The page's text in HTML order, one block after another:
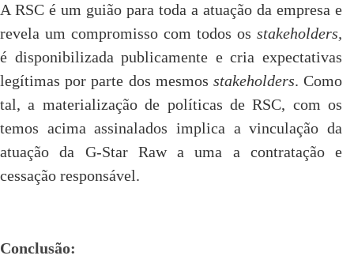
A RSC é um guião para toda a atuação da empresa e
revela um compromisso com todos os stakeholders,
é disponibilizada publicamente e cria expectativas
legítimas por parte dos mesmos stakeholders. Como
tal, a materialização de políticas de RSC, com os
temos acima assinalados implica a vinculação da
atuação da G-Star Raw a uma a contratação e
cessação responsável.
Conclusão: